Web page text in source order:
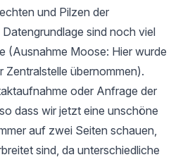
und Pilzen der
sind noch viel
(Ausnahme Moose: Hier wurde
übernommen).
oder Anfrage der
dass wir jetzt eine unschöne
auf zwei Seiten schauen,
sind, da unterschiedliche